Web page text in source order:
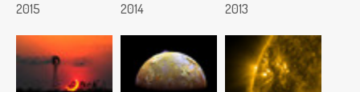
2015 2014 2013